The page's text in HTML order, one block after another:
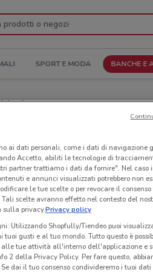
SPORT E MODA BANCHE E
ai dati personali, come i dati di navigazione
Accetto, abiliti le tecnologie di
partner trattiamo i dati da fornire". Nel caso
e annunci visualizzati potrebbero non
le tue scelte o per revocare il
scelte avranno effetto nel contesto del
privacy.Privacy policy
Utilizzando Shopfully/Tiendeo puoi
gusti e al tuo mondo. Tutto questo è
tue attività all'interno dell'applicazione e
2 della Privacy Policy. Per fare questo,
dai il tuo consenso condivideremo i tuoi dati